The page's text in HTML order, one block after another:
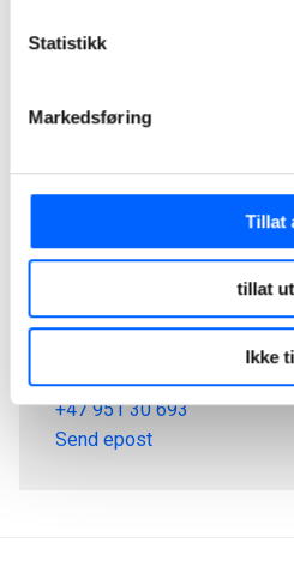
Statistikk
Markedsføring
Tillat
tillat
Ikke
Manager, Media Relations
+47 951 30 693
Send epost